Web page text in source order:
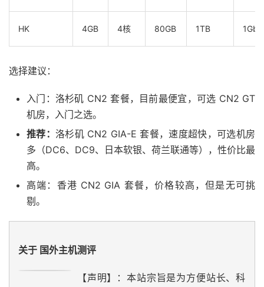
HK 4GB 4核 80GB 1TB
选择建议：
入门：洛杉矶 CN2 套餐，目前最便宜，可选 CN2 GT
机房，入门之选。
推荐：洛杉矶 CN2 GIA-E 套餐，速度超快，可选机房
多（DC6、DC9、日本软银、荷兰联通等），性价比最
高。
高端：香港 CN2 GIA 套餐，价格较高，但是无可挑
剔。
关于 国外主机测评
【声明】：本站宗旨是为方便站长、科